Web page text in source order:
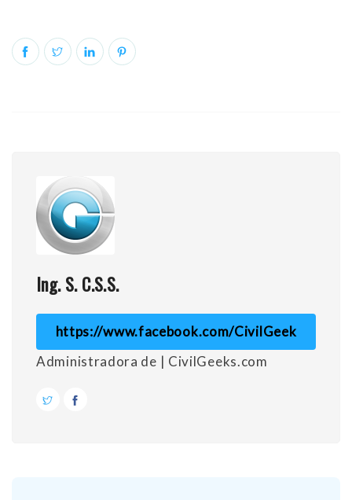
Ing. S. C.S.S.
https://www.facebook.com/CivilGeek
Administradora de | CivilGeeks.com